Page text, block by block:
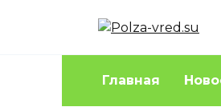
Главная